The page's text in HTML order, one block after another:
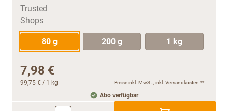
80 g 200 g 1 kg
7,98 €
99,75 € / 1 kg Preise inkl. MwSt., inkl. Versandkosten **
Abo verfügbar